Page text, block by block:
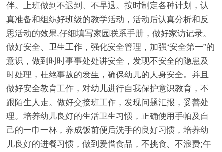
伴。上班做到不迟到、不早退。按时制定各种计划，认
真准备和组织好班级的教学活动，活动后认真分析和反
思活动的效果,仔细填写家园联系手册，做好家访记录。
做好安全、卫生工作，强化安全管理，加强“安全第一”的
意识，做到时时事事处处讲安全，发现不安全的隐患及
时处理，杜绝事故的发生，确保幼儿的人身安全。并且
做好安全教育工作，对幼儿进行自我保护意识教育，不
跟陌生人走。做好交接班工作，发现问题汇报，妥善处
理。培养幼儿良好的生活卫生习惯，正确使用手帕及自
己的一巾一杯，养成饭前便后洗手的良好习惯，培养幼
儿良好的进餐习惯，做到爱惜食品，不挑食、不浪费;午